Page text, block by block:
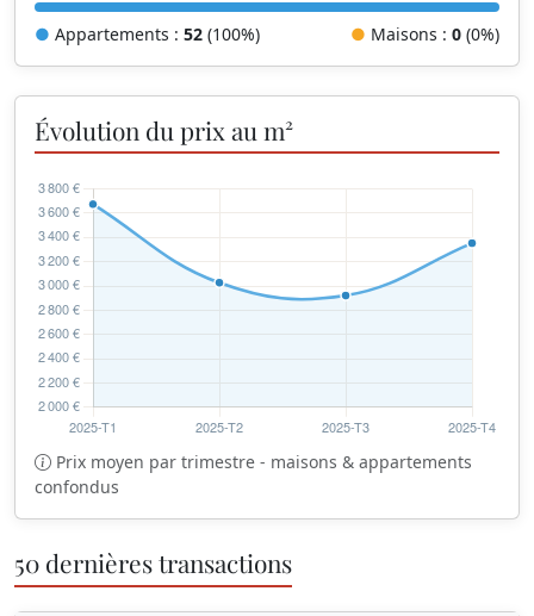
● Appartements : 52 (100%) ● Maisons : 0 (0%)
Évolution du prix au m²
Prix moyen par trimestre - maisons & appartements
confondus
50 dernières transactions